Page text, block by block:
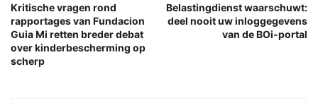
Kritische vragen rond
rapportages van Fundacion
Guia Mi retten breder debat
over kinderbescherming op
scherp
Belastingdienst waarschuwt:
deel nooit uw inloggegevens
van de BOi-portal